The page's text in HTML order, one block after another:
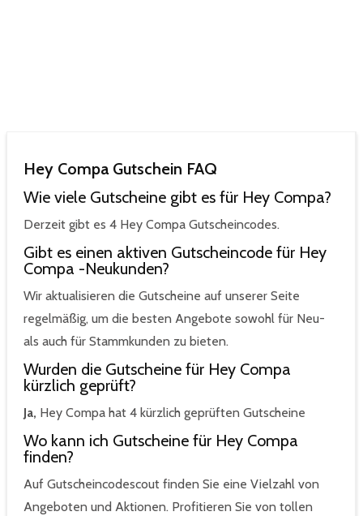
Hey Compa Gutschein FAQ
Wie viele Gutscheine gibt es für Hey Compa?
Derzeit gibt es 4 Hey Compa Gutscheincodes.
Gibt es einen aktiven Gutscheincode für Hey
Compa -Neukunden?
Wir aktualisieren die Gutscheine auf unserer Seite
regelmäßig, um die besten Angebote sowohl für Neu-
als auch für Stammkunden zu bieten.
Wurden die Gutscheine für Hey Compa
kürzlich geprüft?
Ja, Hey Compa hat 4 kürzlich geprüften Gutscheine
Wo kann ich Gutscheine für Hey Compa
finden?
Auf Gutscheincodescout finden Sie eine Vielzahl von
Angeboten und Aktionen. Profitieren Sie von tollen